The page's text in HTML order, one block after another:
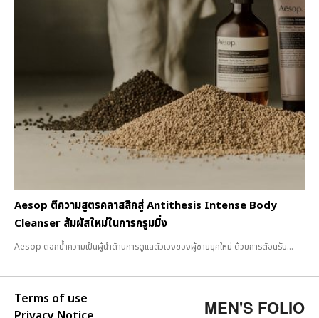
Aesop ตีความสูตรคลาสสิกสู่ Antithesis Intense Body
Cleanser สัมผัสใหม่ในการกรูมมิ่ง
Aesop ตอกย้ำความเป็นผู้นำด้านการดูแลตัวเองของผู้ชายยุคใหม่ ด้วยการต้อนรับ...
Terms of use
MEN'S FOLIO